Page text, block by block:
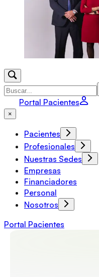
Portal Pacientes
×
Pacientes
Profesionales
Nuestras Sedes
Empresas
Financiadores
Personal
Nosotros
Portal Pacientes